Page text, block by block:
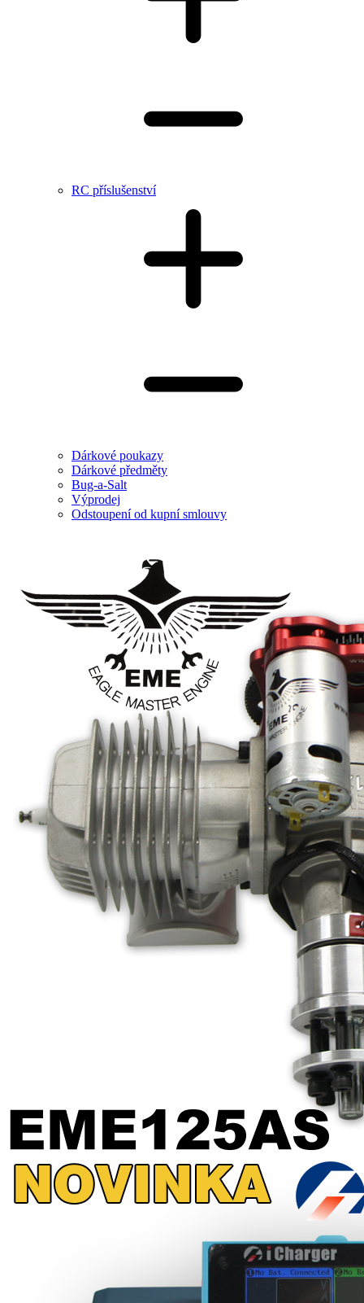
RC příslušenství
Dárkové poukazy
Dárkové předměty
Bug-a-Salt
Výprodej
Odstoupení od kupní smlouvy